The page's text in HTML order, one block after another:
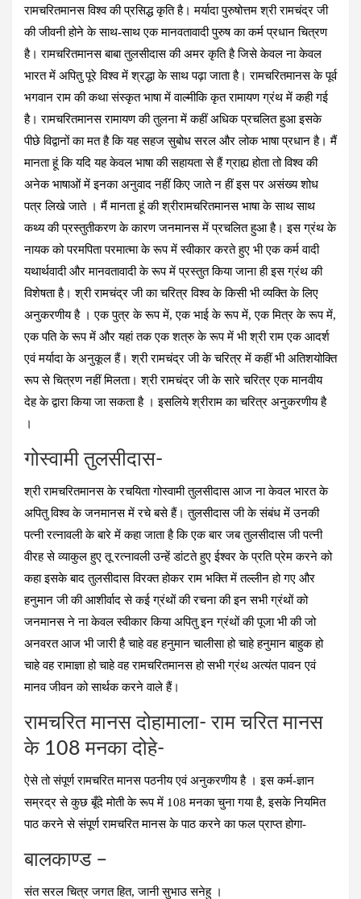
रामचरितमानस विश्व की प्रसिद्ध कृति है। मर्यादा पुरुषोत्तम श्री रामचंद्र जी
की जीवनी होने के साथ-साथ एक मानवतावादी पुरुष का कर्म प्रधान चित्रण
है। रामचरितमानस बाबा तुलसीदास की अमर कृति है जिसे केवल ना केवल
भारत में अपितु पूरे विश्व में श्रद्धा के साथ पढ़ा जाता है। रामचरितमानस के पूर्व
भगवान राम की कथा संस्कृत भाषा में वाल्मीकि कृत रामायण ग्रंथ में कही गई
है। रामचरितमानस रामायण की तुलना में कहीं अधिक प्रचलित हुआ इसके
पीछे विद्वानों का मत है कि यह सहज सुबोध सरल और लोक भाषा प्रधान है। मैं
मानता हूं कि यदि यह केवल भाषा की सहायता से हैं ग्राह्य होता तो विश्व की
अनेक भाषाओं में इनका अनुवाद नहीं किए जाते न हीं इस पर असंख्य शोध
पत्र लिखे जाते । मैं मानता हूं की श्रीरामचरितमानस भाषा के साथ साथ
कथ्य की प्रस्तुतीकरण के कारण जनमानस में प्रचलित हुआ है। इस ग्रंथ के
नायक को परमपिता परमात्मा के रूप में स्वीकार करते हुए भी एक कर्म वादी
यथार्थवादी और मानवतावादी के रूप में प्रस्तुत किया जाना ही इस ग्रंथ की
विशेषता है। श्री रामचंद्र जी का चरित्र विश्व के किसी भी व्यक्ति के लिए
अनुकरणीय है । एक पुत्र के रूप में, एक भाई के रूप में, एक मित्र के रूप में,
एक पति के रूप में और यहां तक एक शत्रु के रूप में भी श्री राम एक आदर्श
एवं मर्यादा के अनुकूल हैं। श्री रामचंद्र जी के चरित्र में कहीं भी अतिशयोक्ति
रूप से चित्रण नहीं मिलता। श्री रामचंद्र जी के सारे चरित्र एक मानवीय
देह के द्वारा किया जा सकता है । इसलिये श्रीराम का चरित्र अनुकरणीय है
।
गोस्वामी तुलसीदास-
श्री रामचरितमानस के रचयिता गोस्वामी तुलसीदास आज ना केवल भारत के
अपितु विश्व के जनमानस में रचे बसे हैं। तुलसीदास जी के संबंध में उनकी
पत्नी रत्नावली के बारे में कहा जाता है कि एक बार जब तुलसीदास जी पत्नी
वीरह से व्याकुल हुए तू रत्नावली उन्हें डांटते हुए ईश्वर के प्रति प्रेम करने को
कहा इसके बाद तुलसीदास विरक्त होकर राम भक्ति में तल्लीन हो गए और
हनुमान जी की आशीर्वाद से कई ग्रंथों की रचना की इन सभी ग्रंथों को
जनमानस ने ना केवल स्वीकार किया अपितु इन ग्रंथों की पूजा भी की जो
अनवरत आज भी जारी है चाहे वह हनुमान चालीसा हो चाहे हनुमान बाहुक हो
चाहे वह रामाज्ञा हो चाहे वह रामचरितमानस हो सभी ग्रंथ अत्यंत पावन एवं
मानव जीवन को सार्थक करने वाले हैं।
रामचरित मानस दोहामाला- राम चरित मानस
के 108 मनका दोहे-
ऐसे तो संपूर्ण रामचरित मानस पठनीय एवं अनुकरणीय है । इस कर्म-ज्ञान
सम्रद्र से कुछ बूँदे मोती के रूप में 108 मनका चुना गया है, इसके नियमित
पाठ करने से संपूर्ण रामचरित मानस के पाठ करने का फल प्राप्‍त होगा-
बालकाण्‍ड –
संत सरल चित्र जगत हित, जानी सुभाउ सनेहु ।